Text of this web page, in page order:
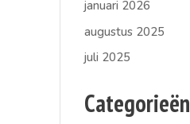
januari 2026
augustus 2025
juli 2025
Categorieën